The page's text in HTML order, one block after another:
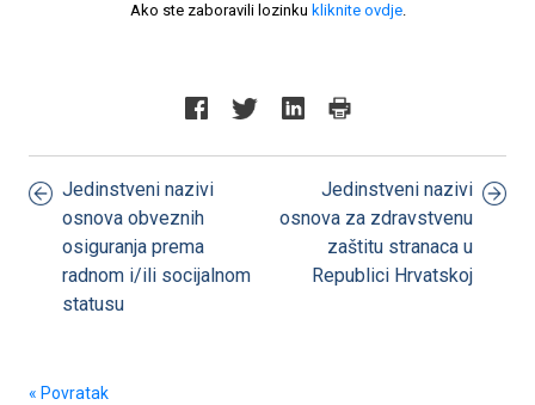
Ako ste zaboravili lozinku kliknite ovdje.
Jedinstveni nazivi
osnova obveznih
osiguranja prema
radnom i/ili socijalnom
statusu
Jedinstveni nazivi
osnova za zdravstvenu
zaštitu stranaca u
Republici Hrvatskoj
« Povratak